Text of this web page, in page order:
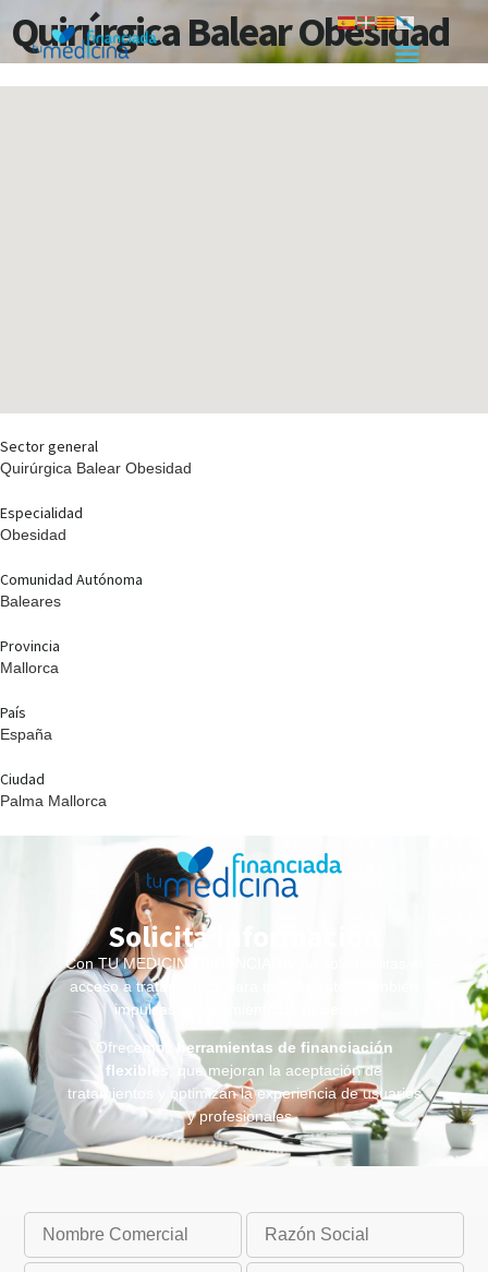
Quirúrgica Balear Obesidad
Sector general
Quirúrgica Balear Obesidad
Especialidad
Obesidad
Comunidad Autónoma
Baleares
Provincia
Mallorca
País
España
Ciudad
Palma Mallorca
Solicita información
Con TU MEDICINA FINANCIADA, no solo facilitas el
acceso a tratamientos para tus pacientes, también
impulsas el crecimiento de
Ofrecemosherramientas de financiación
flexibles
, que mejoran la aceptación de
tratamientos y optimizan la experiencia de usuarios
y profesionales.